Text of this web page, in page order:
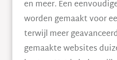
en meer. Een
worden gemaakt voor
terwijl meer
gemaakte websites